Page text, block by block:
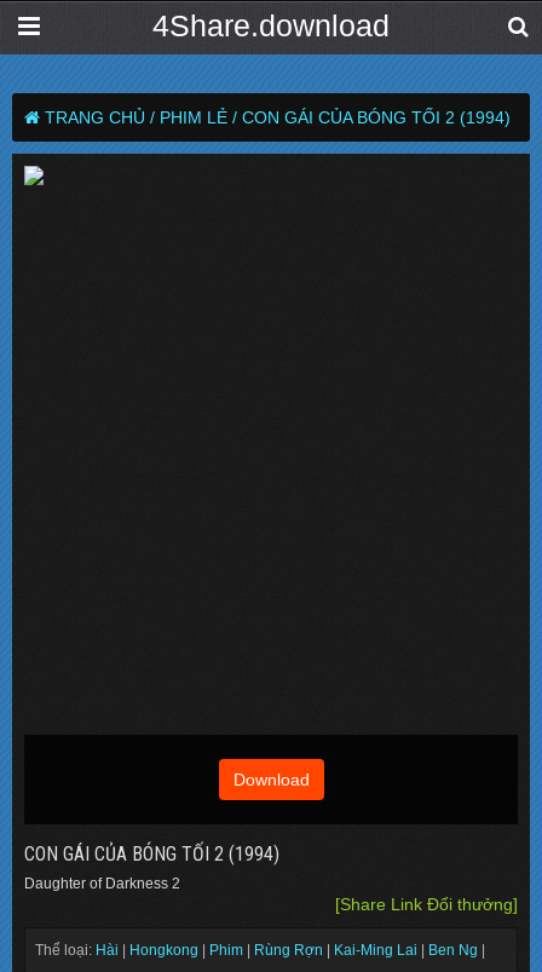
4Share.download
TRANG CHỦ / PHIM LẺ / CON GÁI CỦA BÓNG TỐI 2 (1994)
Download
CON GÁI CỦA BÓNG TỐI 2 (1994)
Daughter of Darkness 2
[Share Link Đổi thưởng]
Thể loại: Hài Hongkong Phim Rùng Rợn Kai-Ming Lai Ben Ng